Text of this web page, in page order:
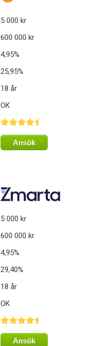
5 000 kr
600 000 kr
4,95%
25,95%
18 år
OK
Ansök
5 000 kr
600 000 kr
4,95%
29,40%
18 år
OK
Ansök